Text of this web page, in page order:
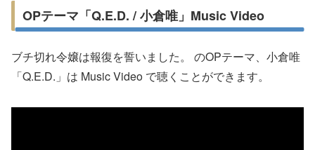
OPテーマ「Q.E.D. / 小倉唯」Music Video
ブチ切れ令嬢は報復を誓いました。 のOPテーマ、小倉唯
「Q.E.D.」は Music Video で聴くことができます。